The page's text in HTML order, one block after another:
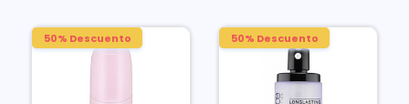
50% Descuento 50% Descuento